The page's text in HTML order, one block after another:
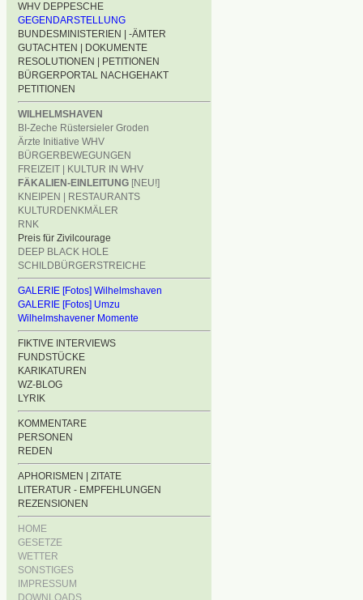
WHV DEPPESCHE
GEGENDARSTELLUNG
BUNDESMINISTERIEN | -ÄMTER
GUTACHTEN | DOKUMENTE
RESOLUTIONEN | PETITIONEN
BÜRGERPORTAL NACHGEHAKT
PETITIONEN
WILHELMSHAVEN
BI-Zeche Rüstersieler Groden
Ärzte Initiative WHV
BÜRGERBEWEGUNGEN
FREIZEIT | KULTUR IN WHV
FÄKALIEN-EINLEITUNG [NEU!]
KNEIPEN | RESTAURANTS
KULTURDENKMÄLER
RNK
Preis für Zivilcourage
DEEP BLACK HOLE
SCHILDBÜRGERSTREICHE
GALERIE [Fotos] Wilhelmshaven
GALERIE [Fotos] Umzu
Wilhelmshavener Momente
FIKTIVE INTERVIEWS
FUNDSTÜCKE
KARIKATUREN
WZ-BLOG
LYRIK
KOMMENTARE
PERSONEN
REDEN
APHORISMEN | ZITATE
LITERATUR - EMPFEHLUNGEN
REZENSIONEN
HOME
GESETZE
WETTER
SONSTIGES
IMPRESSUM
DOWNLOADS